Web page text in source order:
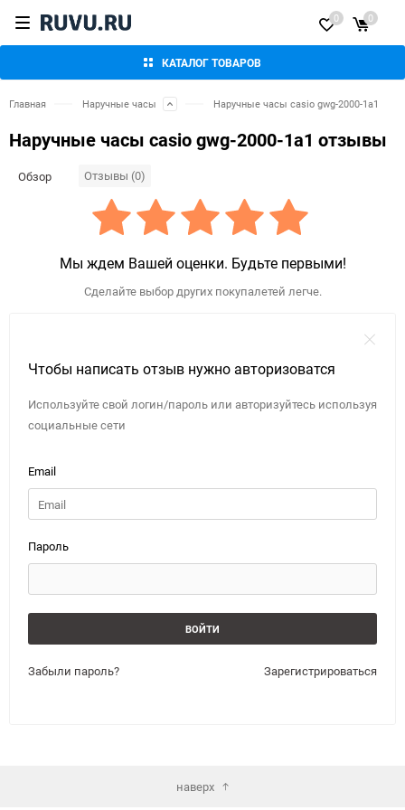
КАТАЛОГ ТОВАРОВ
0 0
Главная Наручные часы Наручные часы casio gwg-2000-1a1
Наручные часы casio gwg-2000-1a1 отзывы
Обзор Отзывы (0)
Мы ждем Вашей оценки. Будьте первыми!
Сделайте выбор других покупалетей легче.
Чтобы написать отзыв нужно авторизоватся
Используйте свой логин/пароль или авторизуйтесь используя
социальные сети
Email
Пароль
Забыли пароль? Зарегистрироваться
наверх